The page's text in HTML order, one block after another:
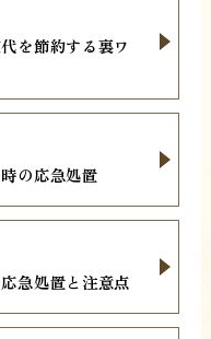
を節約する裏ワ
の応急処置
急処置と注意点